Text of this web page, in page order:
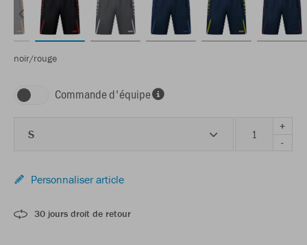
noir/rouge
Commande d'équipe
S
+
-
Personnaliser article
30 jours droit de retour